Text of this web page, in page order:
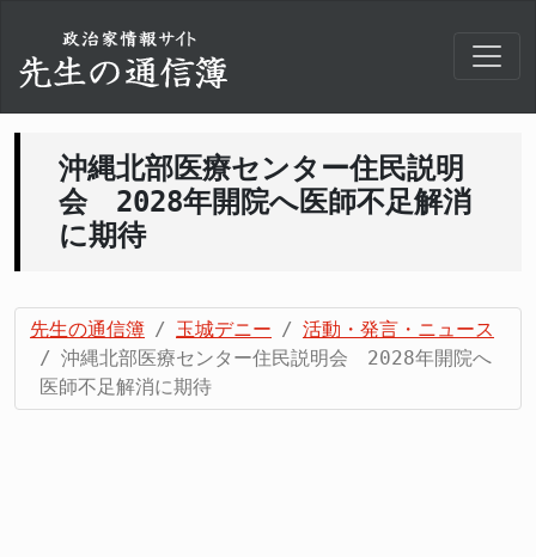
沖縄北部医療センター住民説明
会 2028年開院へ医師不足解消
に期待
先生の通信簿 玉城デニー
活動・発言・ニュース
沖縄北部医療センター住民説明会 2028年開院へ
医師不足解消に期待